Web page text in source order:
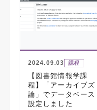
2024.09.03 課程
【図書館情報学課
程】「アーカイブズ
論」でデータベース
設定しました